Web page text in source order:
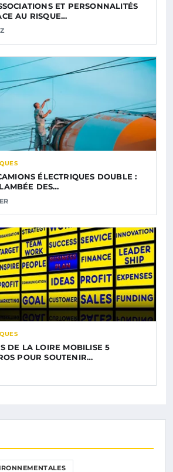
ET PERSONNALITÉS
AU RISQUE…
ÉLECTRIQUES DOUBLE :
DES…
DE LA LOIRE MOBILISE 5
POUR SOUTENIR…